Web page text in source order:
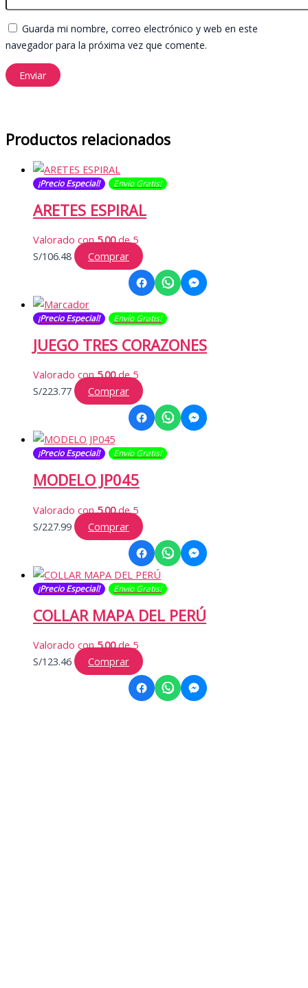
Guarda mi nombre, correo electrónico y web en este
navegador para la próxima vez que comente.
Productos relacionados
¡Precio Especial! Envío Gratis​​​!
ARETES ESPIRAL
Valorado con5.00de 5
S/106.48 Comprar
¡Precio Especial! Envío Gratis​​​!
JUEGO TRES CORAZONES
Valorado con5.00de 5
S/223.77 Comprar
¡Precio Especial! Envío Gratis​​​!
MODELO JP045
Valorado con5.00de 5
S/227.99 Comprar
¡Precio Especial! Envío Gratis​​​!
COLLAR MAPA DEL PERÚ
Valorado con5.00de 5
S/123.46 Comprar